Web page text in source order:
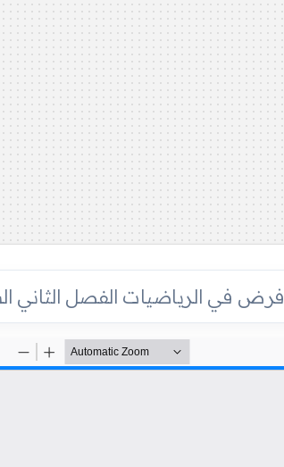
فرض في الرياضيات الفصل الثاني